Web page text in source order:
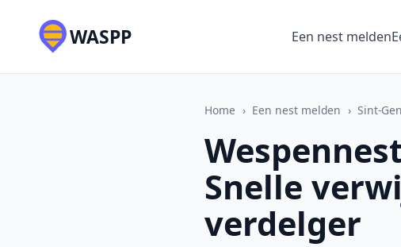
WASPP Een nest melden
Home › Een nest melden › Sint-
Snelle
verdelger